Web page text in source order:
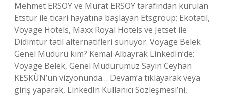
Mehmet ERSOY ve Murat ERSOY tarafından kurulan
Etstur ile ticari hayatına başlayan Etsgroup; Ekotatil,
Voyage Hotels, Maxx Royal Hotels ve Jetset ile
Didimtur tatil alternatifleri sunuyor. Voyage Belek
Genel Müdürü kim? Kemal Albayrak LinkedIn’de:
Voyage Belek, Genel Müdürümüz Sayın Ceyhan
KESKÜN’ün vizyonunda… Devam’a tıklayarak veya
giriş yaparak, LinkedIn Kullanıcı Sözleşmesi’ni,